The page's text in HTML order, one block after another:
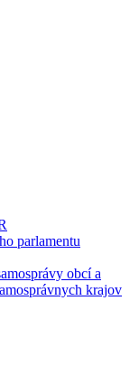
parlamentu
obcí a
krajov